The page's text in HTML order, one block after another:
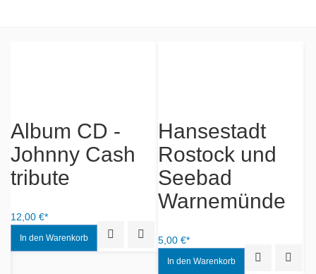
Add to Wishlist
Johnny Cash
tribute
Quick View
Hansestadt
Rostock und
Seebad
Warnemünde
5,00 €*